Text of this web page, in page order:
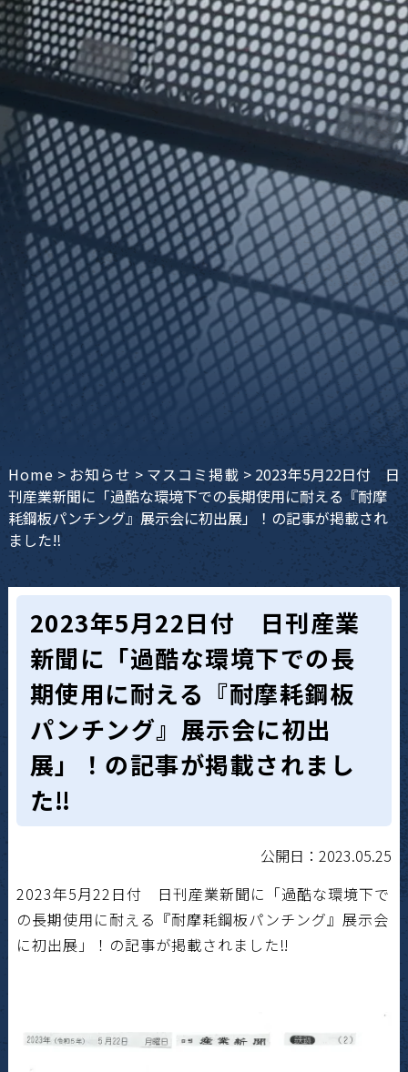
Home > お知らせ > マスコミ掲載 > 2023年5月22日付 日
刊産業新聞に「過酷な環境下での長期使用に耐える『耐摩
耗鋼板パンチング』展示会に初出展」！の記事が掲載され
ました‼
2023年5月22日付 日刊産業
新聞に「過酷な環境下での長
期使用に耐える『耐摩耗鋼板
パンチング』展示会に初出
展」！の記事が掲載されまし
た‼
公開日：2023.05.25
2023年5月22日付 日刊産業新聞に「過酷な環境下で
の長期使用に耐える『耐摩耗鋼板パンチング』展示会
に初出展」！の記事が掲載されました‼